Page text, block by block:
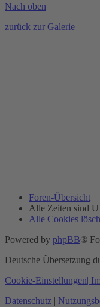
Nach oben
zurück zur Galerie
Foren-Übersicht
Alle Zeiten sind
Alle Cookies
Powered by phpBB®
Deutsche Übersetzung
Cookie-Einstellungen |
Datenschutz